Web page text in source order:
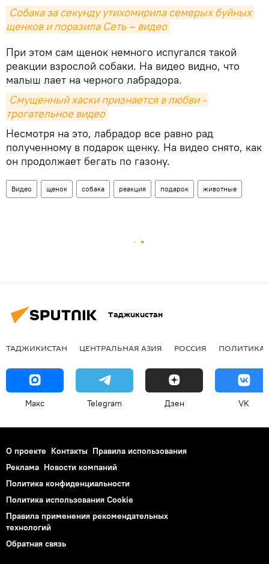
Собака за секунду утихомирила семерых буйных
щенков и поразила Сеть – видео
При этом сам щенок немного испугался такой
реакции взрослой собаки. На видео видно, что
малыш лает на черного лабрадора.
Смущенный хаски признается в любви -
трогательное видео
Несмотря на это, лабрадор все равно рад
полученному в подарок щенку. На видео снято, как
он продолжает бегать по газону.
Видео щенок собака реакция подарок животные
Таджикистан
ТАДЖИКИСТАН ЦЕНТРАЛЬНАЯ АЗИЯ РОССИЯ ПОЛИТИКА
Макс Telegram Дзен VK
О проекте Контакты Правила использования
Реклама Новости компаний
Политика конфиденциальности
Политика использования Cookie
Правила применения рекомендательных
технологий
Обратная связь